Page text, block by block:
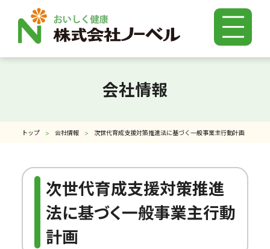
よくある質問
特長成分Q＆A
会社情報
トップ 会社情報 次世代育成支援対策推進法に基づく一般事業主行動計画
次世代育成支援対策推進
法に基づく一般事業主行動
計画